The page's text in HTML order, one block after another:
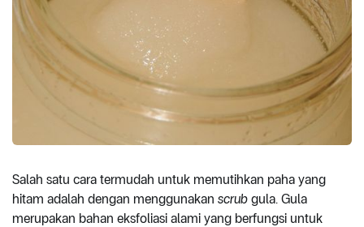
Salah satu cara termudah untuk memutihkan paha yang
hitam adalah dengan menggunakan scrub gula. Gula
merupakan bahan eksfoliasi alami yang berfungsi untuk